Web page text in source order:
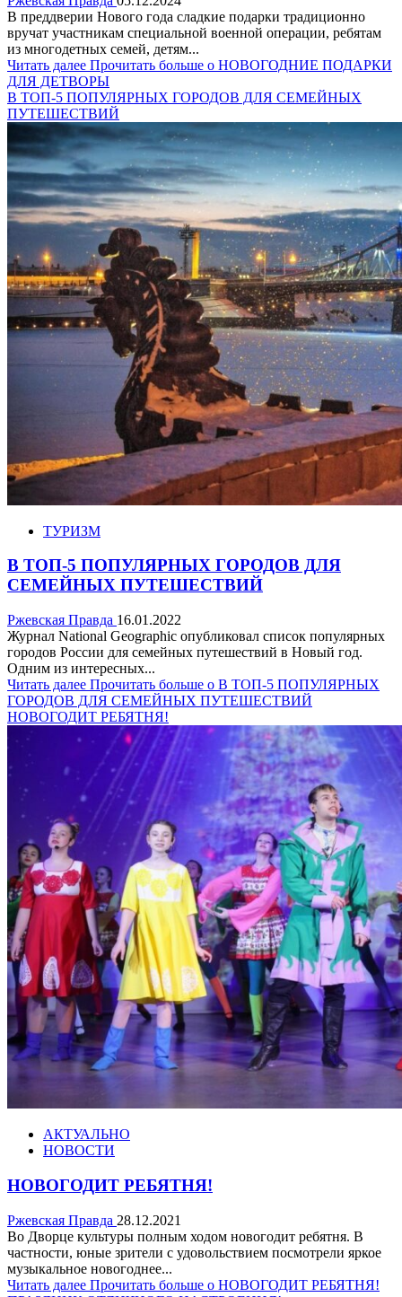
В преддверии Нового года сладкие подарки традиционно
вручат участникам специальной военной операции, ребятам
из многодетных семей, детям...
Читать далее Прочитать больше о НОВОГОДНИЕ ПОДАРКИ
ДЛЯ ДЕТВОРЫ
В ТОП-5 ПОПУЛЯРНЫХ ГОРОДОВ ДЛЯ СЕМЕЙНЫХ
ПУТЕШЕСТВИЙ
ТУРИЗМ
В ТОП-5 ПОПУЛЯРНЫХ ГОРОДОВ ДЛЯ
СЕМЕЙНЫХ ПУТЕШЕСТВИЙ
Ржевская Правда 16.01.2022
Журнал National Geographic опубликовал список популярных
городов России для семейных путешествий в Новый год.
Одним из интересных...
Читать далее Прочитать больше о В ТОП-5 ПОПУЛЯРНЫХ
ГОРОДОВ ДЛЯ СЕМЕЙНЫХ ПУТЕШЕСТВИЙ
НОВОГОДИТ РЕБЯТНЯ!
АКТУАЛЬНО
НОВОСТИ
НОВОГОДИТ РЕБЯТНЯ!
Ржевская Правда 28.12.2021
Во Дворце культуры полным ходом новогодит ребятня. В
частности, юные зрители с удовольствием посмотрели яркое
музыкальное новогоднее...
Читать далее Прочитать больше о НОВОГОДИТ РЕБЯТНЯ!